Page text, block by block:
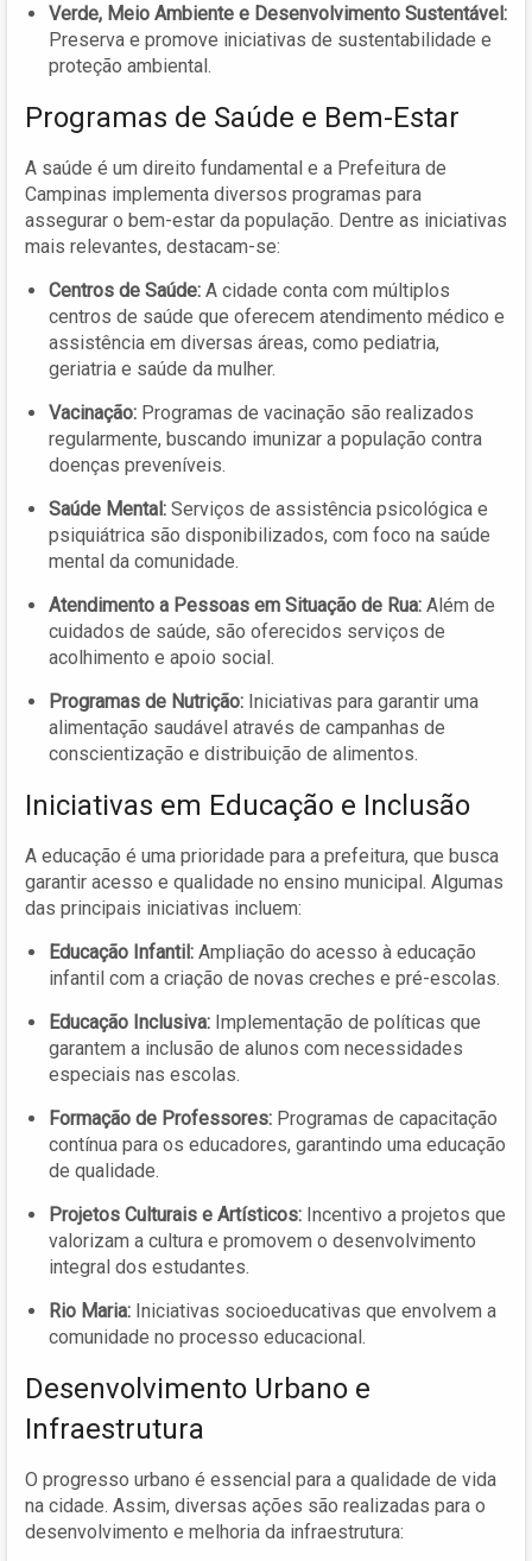
Verde, Meio Ambiente e Desenvolvimento Sustentável:
Preserva e promove iniciativas de sustentabilidade e
proteção ambiental.
Programas de Saúde e Bem-Estar
A saúde é um direito fundamental e a Prefeitura de
Campinas implementa diversos programas para
assegurar o bem-estar da população. Dentre as iniciativas
mais relevantes, destacam-se:
Centros de Saúde: A cidade conta com múltiplos
centros de saúde que oferecem atendimento médico e
assistência em diversas áreas, como pediatria,
geriatria e saúde da mulher.
Vacinação: Programas de vacinação são realizados
regularmente, buscando imunizar a população contra
doenças preveníveis.
Saúde Mental: Serviços de assistência psicológica e
psiquiátrica são disponibilizados, com foco na saúde
mental da comunidade.
Atendimento a Pessoas em Situação de Rua: Além de
cuidados de saúde, são oferecidos serviços de
acolhimento e apoio social.
Programas de Nutrição: Iniciativas para garantir uma
alimentação saudável através de campanhas de
conscientização e distribuição de alimentos.
Iniciativas em Educação e Inclusão
A educação é uma prioridade para a prefeitura, que busca
garantir acesso e qualidade no ensino municipal. Algumas
das principais iniciativas incluem:
Educação Infantil: Ampliação do acesso à educação
infantil com a criação de novas creches e pré-escolas.
Educação Inclusiva: Implementação de políticas que
garantem a inclusão de alunos com necessidades
especiais nas escolas.
Formação de Professores: Programas de capacitação
contínua para os educadores, garantindo uma educação
de qualidade.
Projetos Culturais e Artísticos: Incentivo a projetos que
valorizam a cultura e promovem o desenvolvimento
integral dos estudantes.
Rio Maria: Iniciativas socioeducativas que envolvem a
comunidade no processo educacional.
Desenvolvimento Urbano e
Infraestrutura
O progresso urbano é essencial para a qualidade de vida
na cidade. Assim, diversas ações são realizadas para o
desenvolvimento e melhoria da infraestrutura: